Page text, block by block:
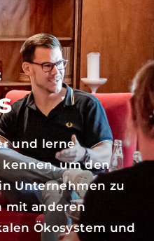
und lerne
um den
Unternehmen zu
mit anderen
Ökosystem und